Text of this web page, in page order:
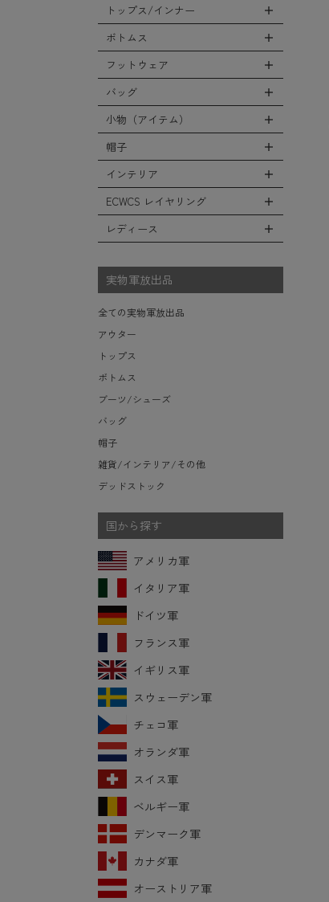
全てのジャケット・コート
LEVEL7
フライトジャケット
M-65ジャケット
タンカースジャケット
コート
フリースジャケット
レザーアウター
ジャケットライナー
モッズコート
トップス/インナー
全てのトップス/インナー
Tシャツ
シャツ
スウェット/パーカー
セーター/カーディガン
ベスト
タンクトップ
ボトムス
全てのボトムス
カーゴパンツ
デニムパンツ
チノ，ワークパンツ
ファティーグパンツ
ナイロンパンツ
スウェットパンツ
ショートパンツ
アンダー（下着）
フットウェア
全てのフットウェア
ブーツ
シューズ・スニーカー
サンダル
レインシューズ・ブーツ
ソックス/靴下
バッグ
全てのバッグ
リュックサック
ショルダーバッグ
ヘルメットバッグ
トートバッグ
ダッフルバッグ
ボストンバッグ
ポーチ/ケース/etc
スーツケース/キャリーバッグ
ビジネスバッグ
小物（アイテム）
全ての小物（アイテム）
グローブ（手袋）
防寒物（ネックウォーマーetc）
傘/ポンチョ
ミリタリーウォッチ
サングラス・ゴーグル
帽子
全ての帽子
キャップ
ハット
ニット帽（ビーニー）
ベレー帽
ハンチング
キャスケット
その他
インテリア
全てのインテリア
デスク、椅子、家具
ボックス/ガソリン缶/etc
生地・テントシェル
ECWCS レイヤリング
全てのECWCS
ミッドベースレイヤー Level.2
ウィンドレイヤー Level.4
ソフトシェルレイヤー Level.5
ハードシェルレイヤー Level.6
アウターレイヤー Level.7
レディース
実物軍放出品
全ての実物軍放出品
アウター
トップス
ボトムス
ブーツ/シューズ
バッグ
帽子
雑貨/インテリア/その他
デッドストック
国から探す
アメリカ軍
イタリア軍
ドイツ軍
フランス軍
イギリス軍
スウェーデン軍
チェコ軍
オランダ軍
スイス軍
ベルギー軍
デンマーク軍
カナダ軍
オーストリア軍